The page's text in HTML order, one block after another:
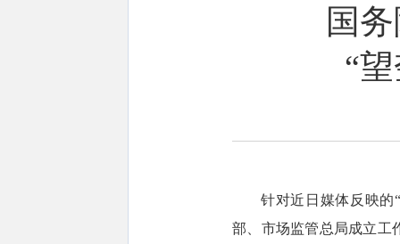
国
“
针对近日媒体反映的
部、市场监管总局成立工